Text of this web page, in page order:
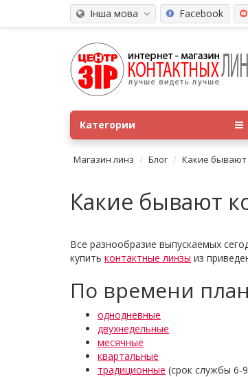
Інша мова Facebook
Категории
Магазин линз Блог Какие бывают
Какие бывают
Все разнообразие выпускаемых
купить контактные линзы из
По времени
однодневные
двухнедельные
месячные
квартальные
традиционные (срок службы 6-